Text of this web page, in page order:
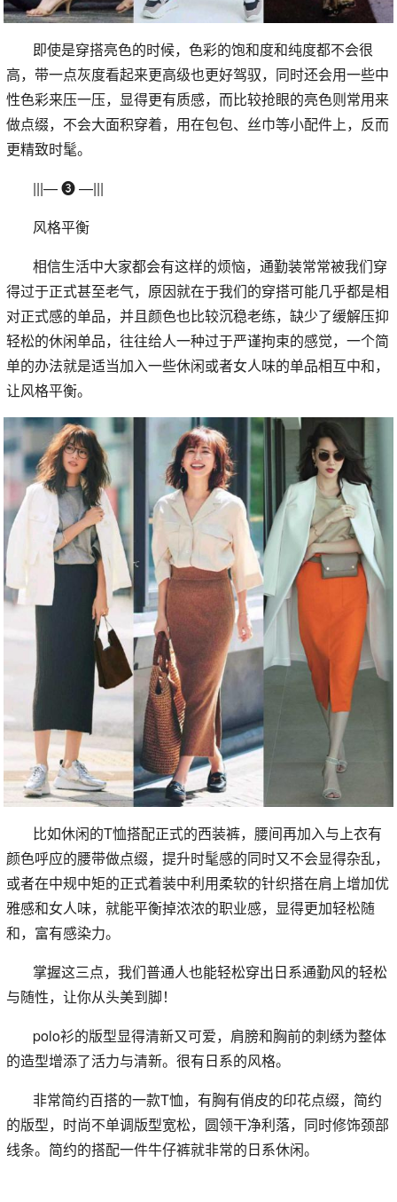
即使是穿搭亮色的时候，色彩的饱和度和纯度都不会很
高，带一点灰度看起来更高级也更好驾驭，同时还会用一些中
性色彩来压一压，显得更有质感，而比较抢眼的亮色则常用来
做点缀，不会大面积穿着，用在包包、丝巾等小配件上，反而
更精致时髦。
|||— ❸ —|||
风格平衡
相信生活中大家都会有这样的烦恼，通勤装常常被我们穿
得过于正式甚至老气，原因就在于我们的穿搭可能几乎都是相
对正式感的单品，并且颜色也比较沉稳老练，缺少了缓解压抑
轻松的休闲单品，往往给人一种过于严谨拘束的感觉，一个简
单的办法就是适当加入一些休闲或者女人味的单品相互中和，
让风格平衡。
比如休闲的T恤搭配正式的西装裤，腰间再加入与上衣有
颜色呼应的腰带做点缀，提升时髦感的同时又不会显得杂乱，
或者在中规中矩的正式着装中利用柔软的针织搭在肩上增加优
雅感和女人味，就能平衡掉浓浓的职业感，显得更加轻松随
和，富有感染力。
掌握这三点，我们普通人也能轻松穿出日系通勤风的轻松
与随性，让你从头美到脚！
polo衫的版型显得清新又可爱，肩膀和胸前的刺绣为整体
的造型增添了活力与清新。很有日系的风格。
非常简约百搭的一款T恤，有胸有俏皮的印花点缀，简约
的版型，时尚不单调版型宽松，圆领干净利落，同时修饰颈部
线条。简约的搭配一件牛仔裤就非常的日系休闲。